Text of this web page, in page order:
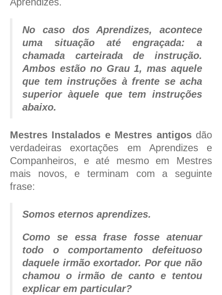
No caso dos Aprendizes, acontece
uma situação até engraçada: a
chamada carteirada de instrução.
Ambos estão no Grau 1, mas aquele
que tem instruções à frente se acha
superior àquele que tem instruções
abaixo.
Mestres Instalados e Mestres antigosdão
verdadeiras exortações em Aprendizes e
Companheiros, e até mesmo em Mestres
mais novos, e terminam com a seguinte
frase:
Somos eternos aprendizes.
Como se essa frase fosse atenuar
todo o comportamento defeituoso
daquele irmão exortador. Por que não
chamou o irmão de canto e tentou
explicar em particular?